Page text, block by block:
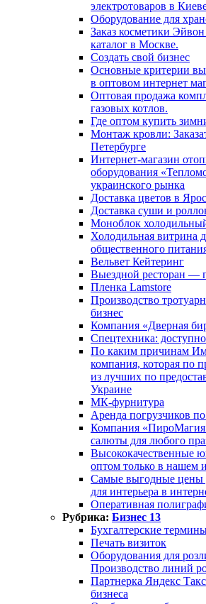
электротоваров в
Оборудование для
Заказ косметики
каталог в Москве.
Создать свой бизнес
Основные критерии
в оптовом интернет
Оптовая продажа
газовых котлов.
Где оптом купить
Монтаж кровли:
Петербурге
Интернет-магазин
оборудования
украинского рынка
Доставка цветов в
Доставка суши и
Моноблок
Холодильная витрина
общественного
Вельвет Кейтеринг
Выездной ресторан —
Пленка Lamstore
Производство
бизнес
Компания «Дверная
Спецтехника:
По каким причинам
компания, которая по
из лучших по
Украине
МК-фурнитура
Аренда погрузчиков
Компания
салюты для любого
Высококачественные
оптом только в нашем
Самые выгодные цены
для интерьера в
Оперативная
Рубрика: Бизнес 13
Бухгалтерские
Печать визиток
Оборудования для
Производство линий
Партнерка Яндекс
бизнеса